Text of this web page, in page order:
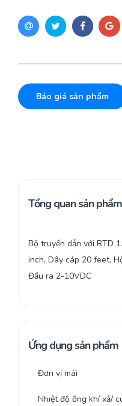
Báo giá sản phẩm
Tổng quan sản phẩm
Bộ truyền dẫn với RTD
inch, Dây cáp 20 feet,
Đầu ra 2-10VDC
Ứng dụng sản phẩm
Đơn vị mái
Nhiệt độ ống khí xả/